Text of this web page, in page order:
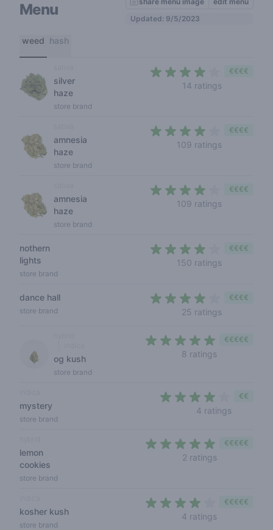
Menu
Updated: 9/5/2023
weed hash
silver
haze
store brand
14 ratings
€€€€
amnesia
haze
store brand
109 ratings
€€€€
amnesia
haze
store brand
109 ratings
€€€€
nothern
lights
store brand
150 ratings
€€€€
dance hall
store brand 25 ratings
€€€€
og kush
store brand
8 ratings
€€€€€
mystery
store brand
4 ratings
€€
lemon
cookies
store brand
2 ratings
€€€€€
kosher kush
store brand
4 ratings
€€€€€